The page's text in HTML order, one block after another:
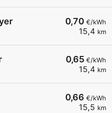
0,70 €/kWh
15,4 km
0,65 €/kWh
15,4 km
0,66 €/kWh
15,5 km